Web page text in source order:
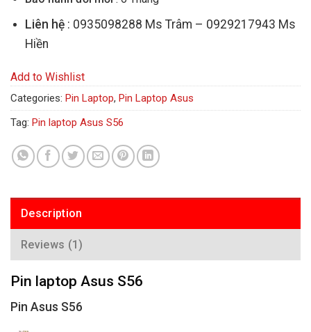
Liên hệ: 0935098288 Ms Trâm – 0929217943 Ms
Hiền
Add to Wishlist
Categories: Pin Laptop, Pin Laptop Asus
Tag: Pin laptop Asus S56
Description
Reviews (1)
Pin laptop Asus S56
Pin Asus S56